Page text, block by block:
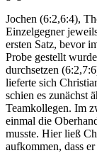
Jochen (6:2,6:4),
Einzelgegner
ersten Satz, bevor
Probe gestellt
durchsetzen
lieferte sich
schien es zunächst
Teamkollegen. Im
einmal die
musste. Hier ließ
aufkommen, dass